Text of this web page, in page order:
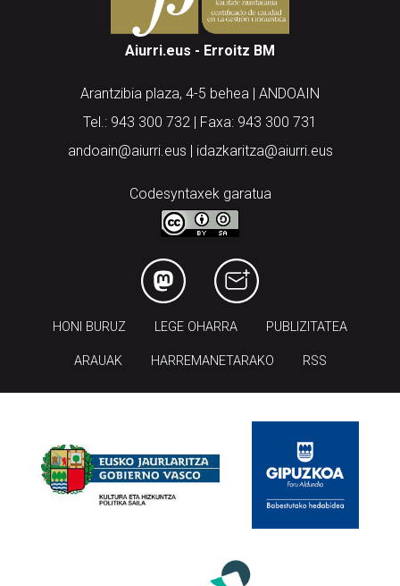
Aiurri.eus - Erroitz BM
Arantzibia plaza, 4-5 behea | ANDOAIN
Tel.: 943 300 732 | Faxa: 943 300 731
andoain@aiurri.eus | idazkaritza@aiurri.eus
Codesyntaxek garatua
HONI BURUZ LEGE OHARRA PUBLIZITATEA
ARAUAK HARREMANETARAKO RSS